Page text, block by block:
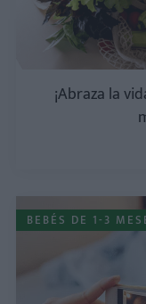
¡Abraza la
BEBÉS DE 1-3